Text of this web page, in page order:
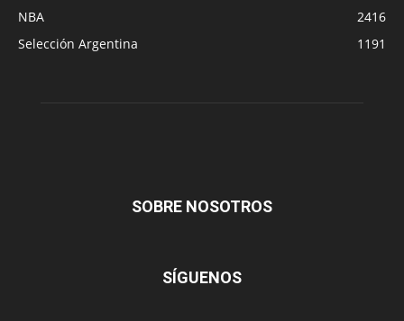
NBA
2416
Selección Argentina
1191
SOBRE NOSOTROS
SÍGUENOS